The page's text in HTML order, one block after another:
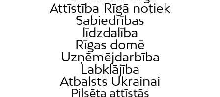
Attīstība Rīgā notiek
Sabiedrības
līdzdalība
Rīgas domē
Uzņēmējdarbība
Labklājība
Atbalsts Ukrainai
Pilsēta attīstās